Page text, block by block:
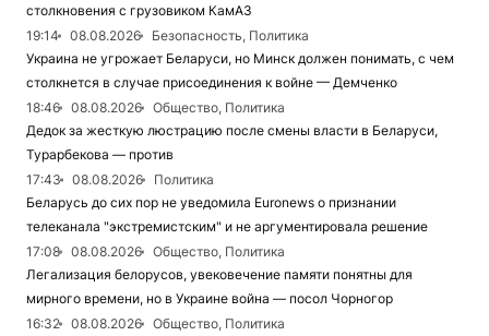
столкновения с грузовиком КамАЗ
19:14
08.08.2026
Безопасность, Политика
Украина не угрожает Беларуси, но Минск должен понимать, с чем
столкнется в случае присоединения к войне — Демченко
18:46
08.08.2026
Общество, Политика
Дедок за жесткую люстрацию после смены власти в Беларуси,
Турарбекова — против
17:43
08.08.2026
Политика
Беларусь до сих пор не уведомила Euronews о признании
телеканала "экстремистским" и не аргументировала решение
17:08
08.08.2026
Общество, Политика
Легализация белорусов, увековечение памяти понятны для
мирного времени, но в Украине война — посол Чорногор
16:32
08.08.2026
Общество, Политика